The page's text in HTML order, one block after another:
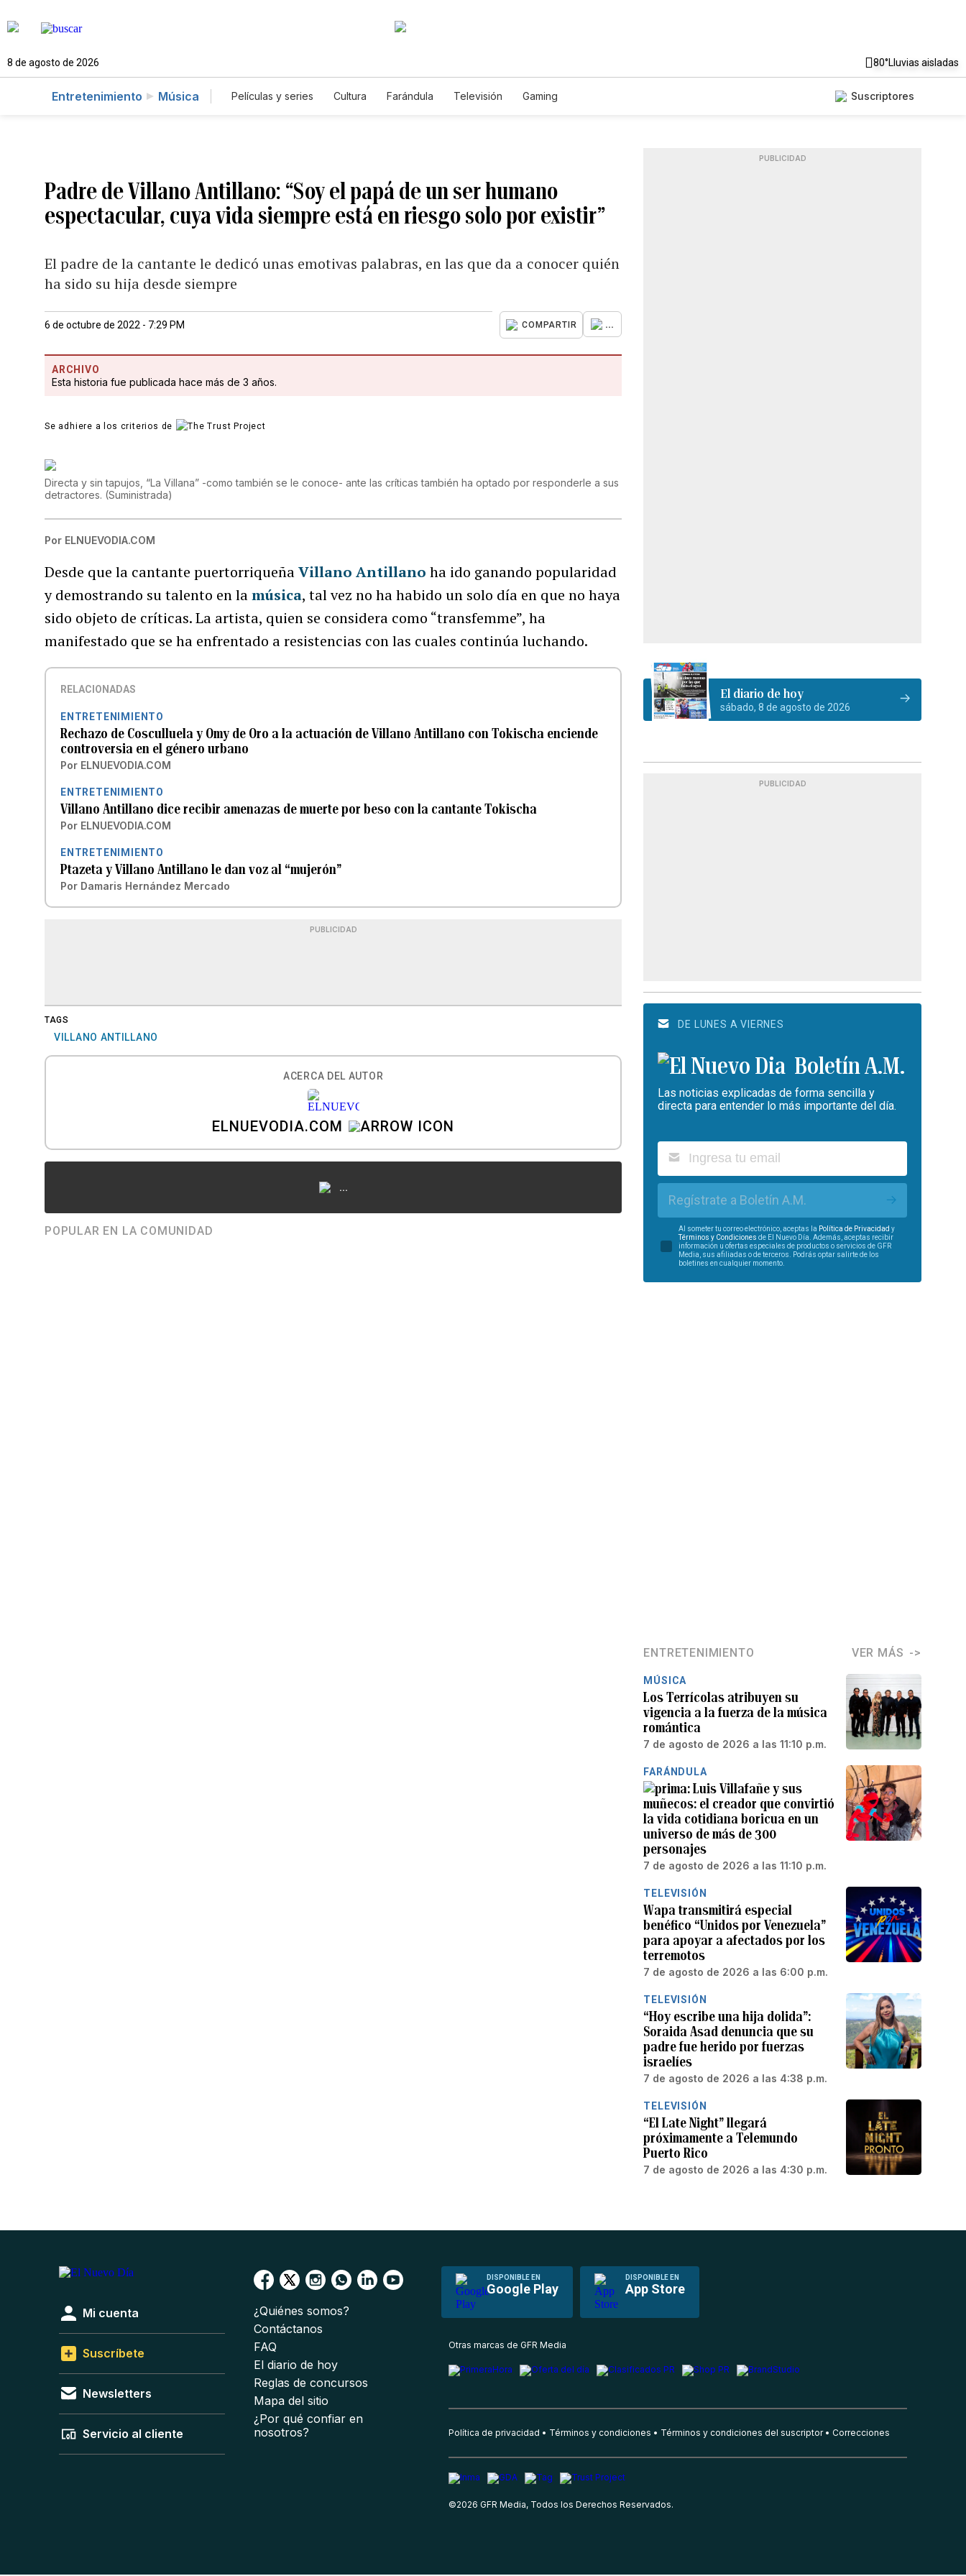
8 de agosto de 2026 80°Lluvias aisladas
Entretenimiento Música Películas y series Cultura Farándula Televisión Gaming Suscriptores
Padre de Villano Antillano: “Soy el papá de un ser humano
espectacular, cuya vida siempre está en riesgo solo por existir”
El padre de la cantante le dedicó unas emotivas palabras, en las que da a conocer quién
ha sido su hija desde siempre
6 de octubre de 2022 - 7:29 PM COMPARTIR ...
ARCHIVO
Esta historia fue publicada hace más de 3 años.
Se adhiere a los criterios de
Directa y sin tapujos, “La Villana” -como también se le conoce- ante las críticas también ha optado por responderle a sus
detractores. (Suministrada)
Por ELNUEVODIA.COM
Desde que la cantante puertorriqueñaVillano Antillano ha ido ganando popularidad
y demostrando su talento en lamúsica, tal vez no ha habido un solo día en que no haya
sido objeto de críticas. La artista, quien se considera como “transfemme”, ha
manifestado que se ha enfrentado a resistencias con las cuales continúa luchando.
RELACIONADAS
ENTRETENIMIENTO
Rechazo de Cosculluela y Omy de Oro a la actuación de Villano Antillano con Tokischa enciende
controversia en el género urbano
Por ELNUEVODIA.COM
ENTRETENIMIENTO
Villano Antillano dice recibir amenazas de muerte por beso con la cantante Tokischa
Por ELNUEVODIA.COM
ENTRETENIMIENTO
Ptazeta y Villano Antillano le dan voz al “mujerón”
Por Damaris Hernández Mercado
PUBLICIDAD
TAGS
VILLANO ANTILLANO
ACERCA DEL AUTOR
ELNUEVODIA.COM
...
POPULAR EN LA COMUNIDAD
PUBLICIDAD
El diario de hoy
sábado, 8 de agosto de 2026
PUBLICIDAD
DE LUNES A VIERNES
Boletín A.M.
Las noticias explicadas de forma sencilla y
directa para entender lo más importante del día.
Regístrate a Boletín A.M.
Al someter tu correo electrónico, aceptas la Política de Privacidad y
Términos y Condiciones de El Nuevo Día. Además, aceptas recibir
información u ofertas especiales de productos o servicios de GFR
Media, sus afiliadas o de terceros. Podrás optar salirte de los
boletines en cualquier momento.
ENTRETENIMIENTO VER MÁS
MÚSICA
Los Terrícolas atribuyen su
vigencia a la fuerza de la música
romántica
7 de agosto de 2026 a las 11:10 p.m.
FARÁNDULA
Luis Villafañe y sus
muñecos: el creador que convirtió
la vida cotidiana boricua en un
universo de más de 300
personajes
7 de agosto de 2026 a las 11:10 p.m.
TELEVISIÓN
Wapa transmitirá especial
benéfico “Unidos por Venezuela”
para apoyar a afectados por los
terremotos
7 de agosto de 2026 a las 6:00 p.m.
TELEVISIÓN
“Hoy escribe una hija dolida”:
Soraida Asad denuncia que su
padre fue herido por fuerzas
israelíes
7 de agosto de 2026 a las 4:38 p.m.
TELEVISIÓN
“El Late Night” llegará
próximamente a Telemundo
Puerto Rico
7 de agosto de 2026 a las 4:30 p.m.
DISPONIBLE EN
Google Play
DISPONIBLE EN
App Store
Mi cuenta
Suscríbete
Newsletters
Servicio al cliente
¿Quiénes somos?
Contáctanos
FAQ
El diario de hoy
Reglas de concursos
Mapa del sitio
¿Por qué confiar en
nosotros?
Otras marcas de GFR Media
Política de privacidad Términos y condiciones Términos y condiciones del suscriptor Correcciones
©2026 GFR Media, Todos los Derechos Reservados.